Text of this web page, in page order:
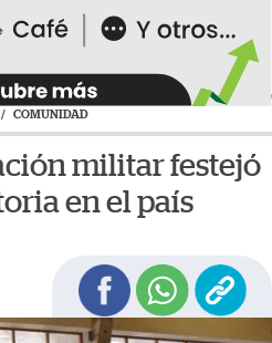
/ COMUNIDAD
militar festejó
en el país